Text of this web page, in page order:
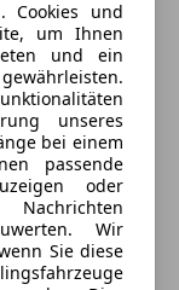
Cookies und
um Ihnen
und ein
unseres
bei einem
passende
oder
Wir
Sie diese